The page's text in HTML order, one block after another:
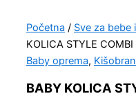
Početna / Sve za bebe
KOLICA STYLE COMBI
Baby oprema,
BABY KOLICA